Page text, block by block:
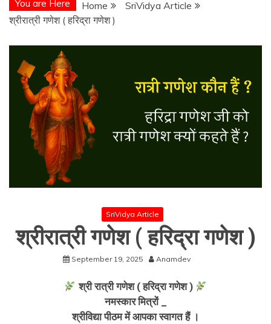
You are Here Home
SriVidya Article
श्रीरात्री गणेश ( हरिद्रा गणेश )
SriVidya Article
श्रीरात्री गणेश ( हरिद्रा गणेश )
September 19, 2025 Anamdev
श्री रात्री गणेश ( हरिद्रा गणेश )
नमस्कार मित्रों _
श्रीविद्या पीठम में आपका स्वागत हैं ।